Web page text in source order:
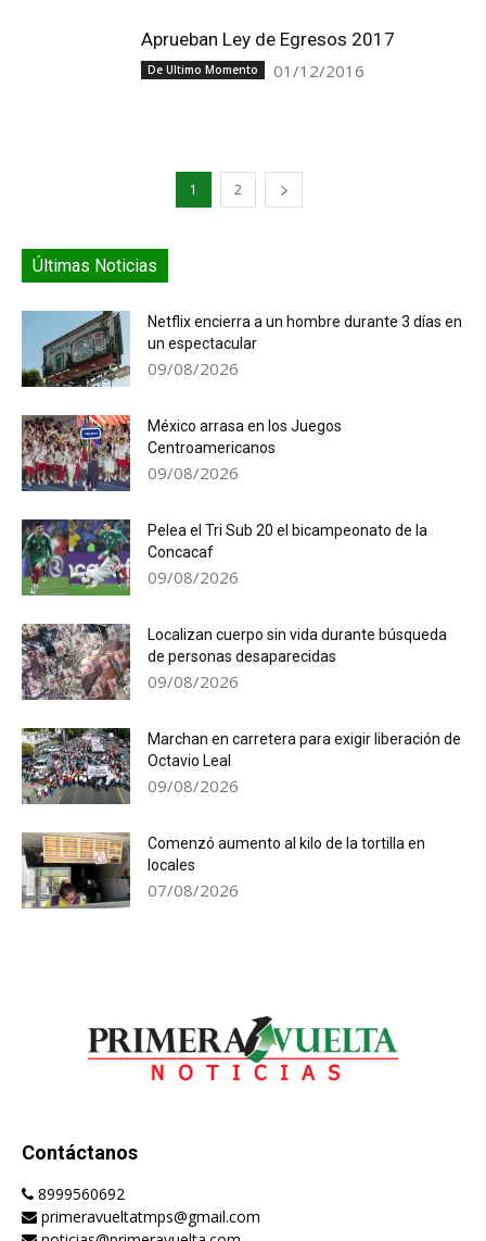
Aprueban Ley de Egresos 2017
De Ultimo Momento 01/12/2016
1 2
Últimas Noticias
Netflix encierra a un hombre durante 3 días en
un espectacular
09/08/2026
México arrasa en los Juegos
Centroamericanos
09/08/2026
Pelea el Tri Sub 20 el bicampeonato de la
Concacaf
09/08/2026
Localizan cuerpo sin vida durante búsqueda
de personas desaparecidas
09/08/2026
Marchan en carretera para exigir liberación de
Octavio Leal
09/08/2026
Comenzó aumento al kilo de la tortilla en
locales
07/08/2026
Contáctanos
8999560692
primeravueltatmps@gmail.com